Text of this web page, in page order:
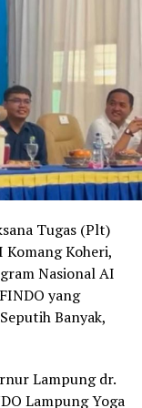
dibacakan
mengatakan,
berdasarkan
Perlu adanya
depan dari
kekayaan daerah
di daerah.
kegiatan
Workshop dan
Data Barang
merupakan hal
kinerja
aset
Tugas (Plt)
Koheri,
Nasional AI
yang
Banyak,
Lampung dr.
Lampung Yoga